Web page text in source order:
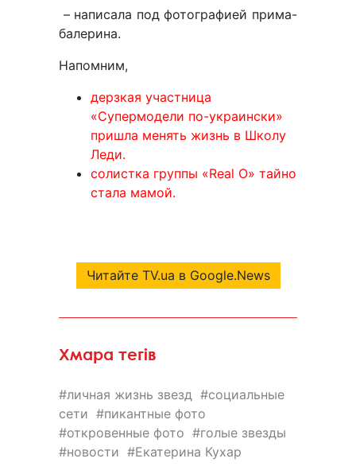
– написала под фотографией прима-
балерина.
Напомним,
дерзкая участница
«Супермодели по-украински»
пришла менять жизнь в Школу
Леди.
солистка группы «Real O» тайно
стала мамой.
Читайте TV.ua в Google.News
Хмара тегів
личная жизнь звезд
социальные
сети
пикантные фото
откровенные фото
голые звезды
новости
Екатерина Кухар